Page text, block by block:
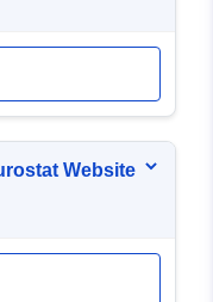
Website